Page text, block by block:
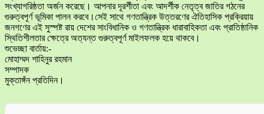
সংখ্যাগরিষ্ঠতা অর্জন করেছে। আপনার দূরর্শীতা এবং আদর্শীক নেতৃত্ব জাতির গঠনের
গুরুত্বপূর্ণ ভূমিকা পালন করবে।সেই সাথে গণতান্ত্রিক উত্তরণের ঐতিহাসিক প্রক্রিয়ায়
জনগণের এই সুস্পষ্ট রায় দেশের সাংবিধানিক ও গণতান্ত্রিক ধারাবাহিকতা এবং প্রাতিষ্ঠানিক
স্থিতিশীলতার ক্ষেত্রে অত্যন্ত গুরুত্বপূর্ণ মাইলফলক হয়ে থাকবে।
শুভেচ্ছা বার্তায়:-
মোহাম্মদ শাহিনুর রহমান
সম্পাদক
মুক্তাঙ্গঁন প্রতিদিন।